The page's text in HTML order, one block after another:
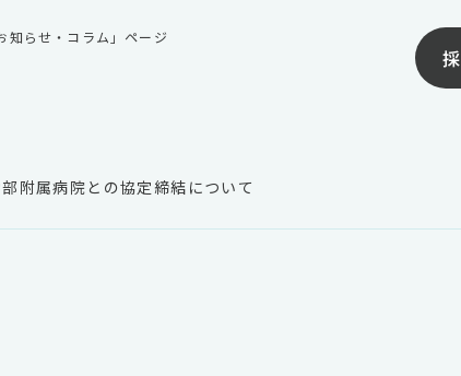
知らせ・コラム」ページ
附属病院との協定締結について